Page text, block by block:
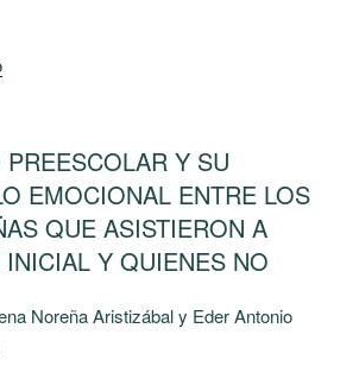
Servicios
etapas
lectiva
y
productiva”
“068-
FUNCIONALIDAD
DE
LAS
FAMILIAS
DE
RECLUSAS
Y SU
EMOCIONAL ENTRE LOS
QUE ASISTIERON A
INICIAL Y QUIENES NO
Noreña Aristizábal y Eder Antonio